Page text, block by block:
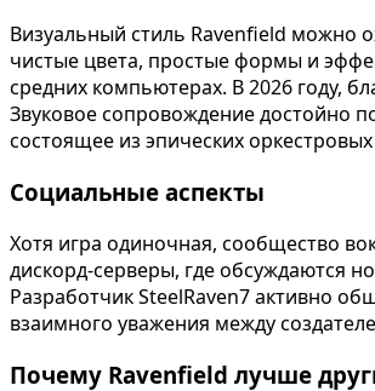
Визуальный стиль Ravenfield можно
чистые цвета, простые формы и
средних компьютерах. В 2026 году,
Звуковое сопровождение достойно
состоящее из эпических
Социальные аспекты
Хотя игра одиночная, сообщество
дискорд-серверы, где обсуждаются
Разработчик SteelRaven7 активно
взаимного уважения между
Почему Ravenfield лучше